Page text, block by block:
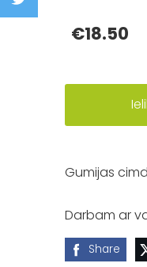
€18.50
Gumijas
Darbam ar
Share